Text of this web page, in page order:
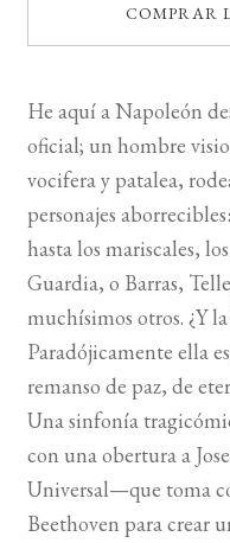
COMPRAR
He aquí a Napoleón
oficial; un hombre
vocifera y patalea,
personajes
hasta los mariscales,
Guardia, o Barras,
muchísimos otros. ¿Y
Paradójicamente ella
remanso de paz, de
Una sinfonía
con una obertura a
Universal—que toma
Beethoven para crear